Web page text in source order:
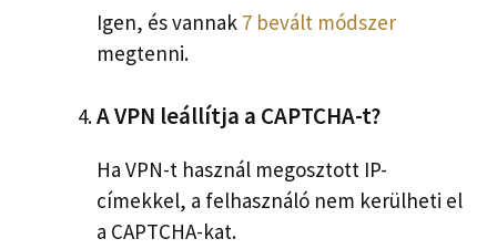
Igen, és vannak 7 bevált módszer
megtenni.
A VPN leállítja a CAPTCHA-t?
Ha VPN-t használ megosztott IP-
címekkel, a felhasználó nem kerülheti el
a CAPTCHA-kat.